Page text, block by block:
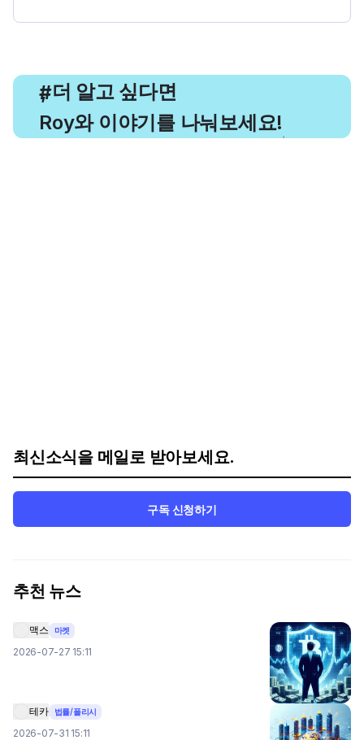
#
, 더 알고 싶다면
Roy와 이야기를 나눠보세요!
최신소식을 메일로 받아보세요.
구독 신청하기
추천 뉴스
맥스 마켓
2026-07-27 15:11
테카 법률/폴리시
2026-07-31 15:11